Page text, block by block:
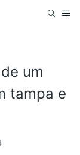
um
tampa e